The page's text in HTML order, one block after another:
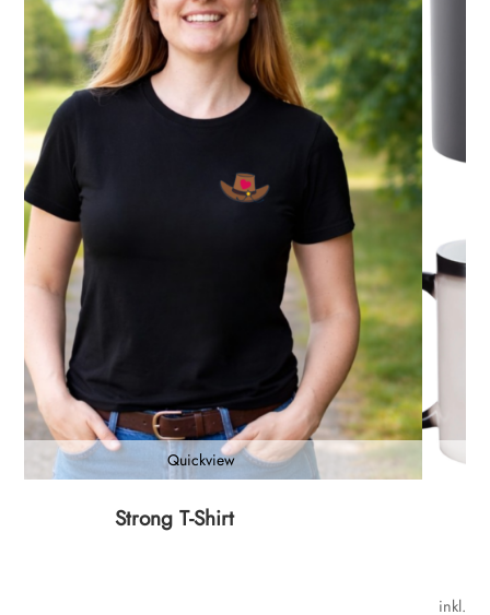
Quickview
Strong T-Shirt
inkl.